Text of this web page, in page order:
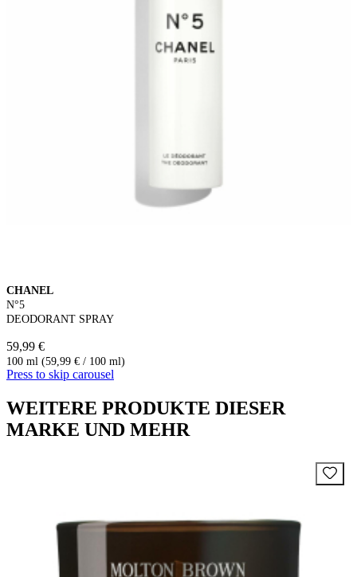
CHANEL
N°5
DEODORANT SPRAY
59,99 €
100 ml (59,99 € / 100 ml)
Press to skip carousel
WEITERE PRODUKTE DIESER
MARKE UND MEHR